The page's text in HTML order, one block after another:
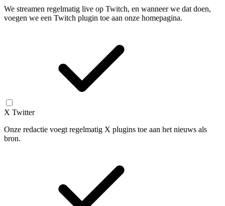
We streamen regelmatig live op Twitch, en wanneer we dat doen,
voegen we een Twitch plugin toe aan onze homepagina.
X Twitter
Onze redactie voegt regelmatig X plugins toe aan het nieuws als
bron.